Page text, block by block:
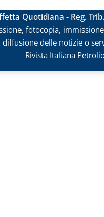
Quotidiana - Reg.
fotocopia,
delle notizie o
Rivista Italiana